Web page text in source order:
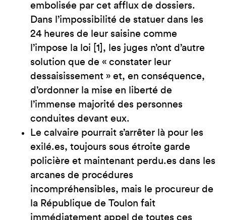
embolisée par cet afflux de dossiers.
Dans l’impossibilité de statuer dans les
24 heures de leur saisine comme
l’impose la loi [1], les juges n’ont d’autre
solution que de « constater leur
dessaisissement » et, en conséquence,
d’ordonner la mise en liberté de
l’immense majorité des personnes
conduites devant eux.
Le calvaire pourrait s’arrêter là pour les
exilé.es, toujours sous étroite garde
policière et maintenant perdu.es dans les
arcanes de procédures
incompréhensibles, mais le procureur de
la République de Toulon fait
immédiatement appel de toutes ces